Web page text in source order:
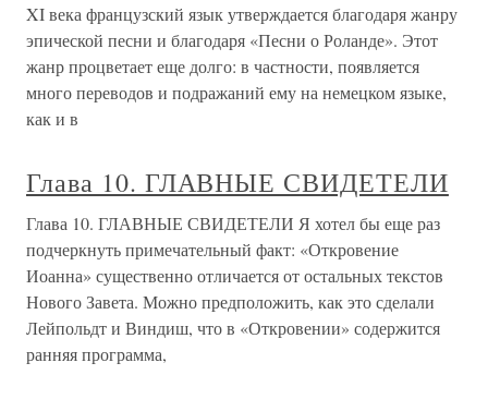
XI века французский язык утверждается благодаря жанру
эпической песни и благодаря «Песни о Роланде». Этот
жанр процветает еще долго: в частности, появляется
много переводов и подражаний ему на немецком языке,
как и в
Глава 10. ГЛАВНЫЕ СВИДЕТЕЛИ
Глава 10. ГЛАВНЫЕ СВИДЕТЕЛИ Я хотел бы еще раз
подчеркнуть примечательный факт: «Откровение
Иоанна» существенно отличается от остальных текстов
Нового Завета. Можно предположить, как это сделали
Лейпольдт и Виндиш, что в «Откровении» содержится
ранняя программа,